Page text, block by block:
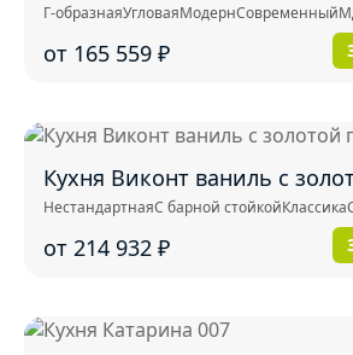
Г-образнаяУгловаяМодернСовременный
от 165 559 ₽
Кухня Виконт ваниль с
НестандартнаяС барной стойкойКлассика
от 214 932 ₽